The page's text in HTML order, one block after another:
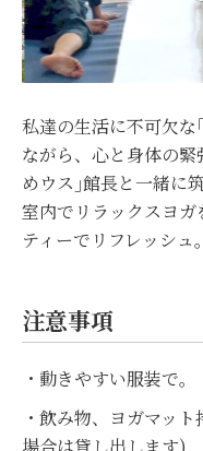
私達の生活に不可欠
ながら、心と身体の
めウス｣館長と一緒に
室内でリラックスヨ
ティーでリフレッシュ
注意事項
・動きやすい服装で。
・飲み物、ヨガマッ
場合は貸し出します)